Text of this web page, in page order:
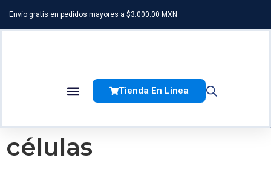
Envío gratis en pedidos mayores a $3.000.00 MXN
Tienda En Linea
células